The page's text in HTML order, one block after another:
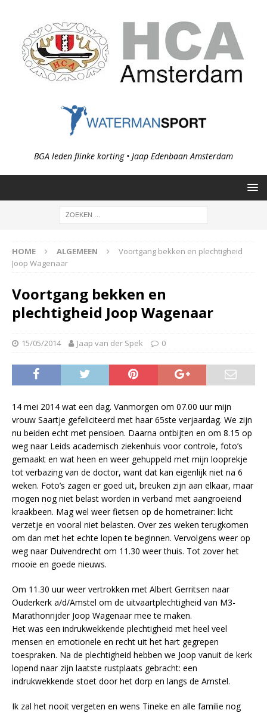
BGA leden flinke korting • Jaap Edenbaan Amsterdam
HOME ALGEMEEN
Voortgang bekken en plechtigheid
Joop Wagenaar
Voortgang bekken en
plechtigheid Joop Wagenaar
15/05/2014 Jaap van der Spek 0
14 mei 2014 wat een dag. Vanmorgen om 07.00 uur mijn
vrouw Saartje gefeliciteerd met haar 65ste verjaardag. We zijn
nu beiden echt met pensioen. Daarna ontbijten en om 8.15 op
weg naar Leids academisch ziekenhuis voor controle, foto’s
gemaakt en wat heen en weer gehuppeld met mijn looprekje
tot verbazing van de doctor, want dat kan eigenlijk niet na 6
weken. Foto’s zagen er goed uit, breuken zijn aan elkaar, maar
mogen nog niet belast worden in verband met aangroeiend
kraakbeen. Mag wel weer fietsen op de hometrainer: licht
verzetje en vooral niet belasten. Over zes weken terugkomen
om dan met het echte lopen te beginnen. Vervolgens weer op
weg naar Duivendrecht om 11.30 weer thuis. Tot zover het
mooie en goede nieuws.
Om 11.30 uur weer vertrokken met Albert Gerritsen naar
Ouderkerk a/d/Amstel om de uitvaartplechtigheid van M3-
Marathonrijder Joop Wagenaar mee te maken.
Het was een indrukwekkende plechtigheid met heel veel
mensen en emotionele en recht uit het hart gegrepen
toespraken. Na de plechtigheid hebben we Joop vanuit de kerk
lopend naar zijn laatste rustplaats gebracht: een
indrukwekkende stoet door het dorp en langs de Amstel.
Ik zal het nooit vergeten en wens Tineke en alle familie nog